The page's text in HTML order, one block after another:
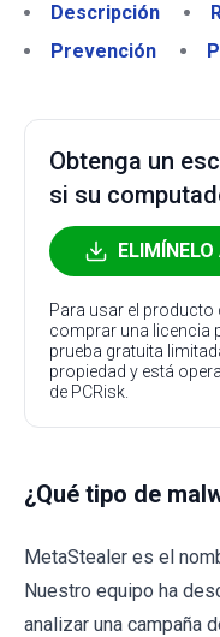
Descripción
Prevención
Obtenga un
si su
Para usar el
comprar una licencia
prueba gratuita
propiedad y está
de PCRisk.
¿Qué tipo de
MetaStealer es el
Nuestro equipo ha
analizar una campaña